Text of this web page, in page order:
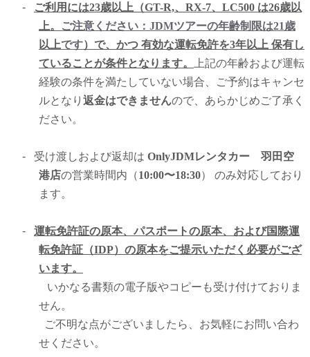
-
ご利用には23歳以上（GT-R,、RX-7、LC500 は26歳以
上。
ご注意ください：JDMツアーの年齢制限は21歳
以上です）で、かつ 有効な運転免許を3年以上 保有し
ていることが条件となります。
上記の年齢および運転
経験の条件を満たしていない場合、ご予約はキャンセ
ルとなり 返金はできませんので、あらかじめご了承く
ださい。
- 受け渡しおよび返却は OnlyJDMレンタカー 羽田空
港店の営業時間内（10:00〜18:30） のみ対応しており
ます。
-
運転免許証の原本、パスポートの原本、および国際運
転免許証（IDP）の原本をご提示いただく必要がござ
います。
いかなる書類の電子版やコピーも受け付けておりま
せん。
ご不明な点がございましたら、お気軽にお問い合わ
せください。